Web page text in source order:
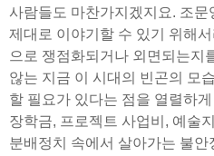
사람들도 마찬가지겠지요. 조
제대로 이야기할 수 있기 위해
으로 쟁점화되거나 외면되는지
않는 지금 이 시대의 빈곤의 모
할 필요가 있다는 점을 열렬하
장학금, 프로젝트 사업비, 예술
분배정치 속에서 살아가는 불안